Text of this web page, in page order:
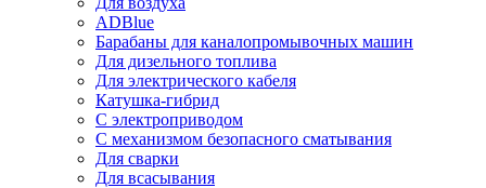
ADBlue
Барабаны для каналопромывочных машин
Для дизельного топлива
Для электрического кабеля
Катушка-гибрид
С электроприводом
С механизмом безопасного сматывания
Для сварки
Для всасывания